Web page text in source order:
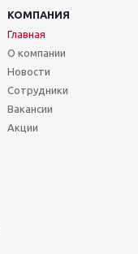
КОМПАНИЯ
Главная
О компании
Новости
Сотрудники
Вакансии
Акции